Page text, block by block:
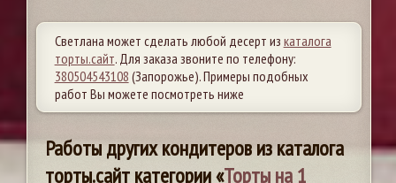
Светлана может сделать любой десерт из каталога
торты.сайт. Для заказа звоните по телефону:
380504543108 (Запорожье). Примеры подобных
работ Вы можете посмотреть ниже
Работы других кондитеров из каталога
торты.сайт категории «Торты на 1